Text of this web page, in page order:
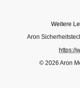
Weitere
Aron
https://
© 2026 Aron